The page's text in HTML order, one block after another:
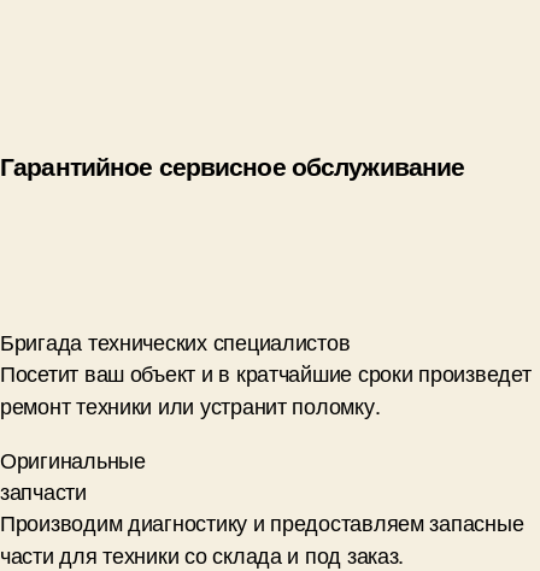
Гарантийное сервисное обслуживание
Бригада технических специалистов
Посетит ваш объект и в кратчайшие сроки произведет
ремонт техники или устранит поломку.
Оригинальные
запчасти
Производим диагностику и предоставляем запасные
части для техники со склада и под заказ.